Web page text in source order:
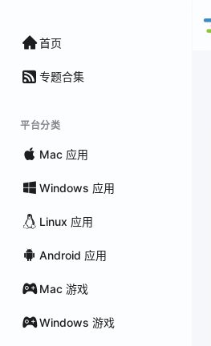
首页
专题合集
平台分类
Mac 应用
Windows 应用
Linux 应用
Android 应用
Mac 游戏
Windows 游戏